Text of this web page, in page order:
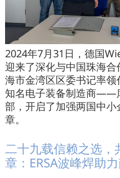
2024年7月31日，德国
迎来了深化与中国珠海
海市金湾区区委书记率
知名电子装备制造商——
部，开启了加强两国中
章。
二十九载信赖之选，
章：ERSA波峰焊助